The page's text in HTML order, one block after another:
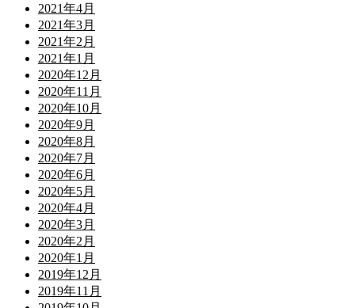
2021年4月
2021年3月
2021年2月
2021年1月
2020年12月
2020年11月
2020年10月
2020年9月
2020年8月
2020年7月
2020年6月
2020年5月
2020年4月
2020年3月
2020年2月
2020年1月
2019年12月
2019年11月